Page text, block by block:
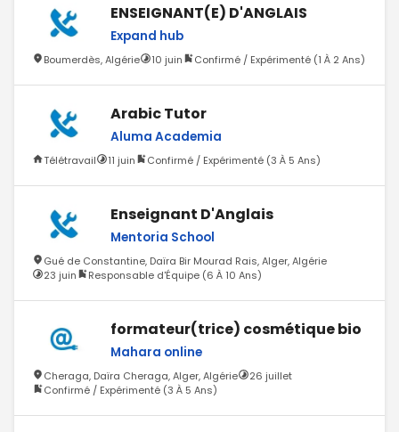
ENSEIGNANT(E) D'ANGLAIS
Expand hub
Boumerdès, Algérie 10 juin Confirmé / Expérimenté (1 À 2 Ans)
Arabic Tutor
Aluma Academia
Télétravail 11 juin Confirmé / Expérimenté (3 À 5 Ans)
Enseignant D'Anglais
Mentoria School
Gué de Constantine, Daïra Bir Mourad Rais, Alger, Algérie
23 juin
Responsable d'Équipe (6 À 10 Ans)
formateur(trice) cosmétique bio
Mahara online
Cheraga, Daïra Cheraga, Alger, Algérie
26 juillet
Confirmé / Expérimenté (3 À 5 Ans)